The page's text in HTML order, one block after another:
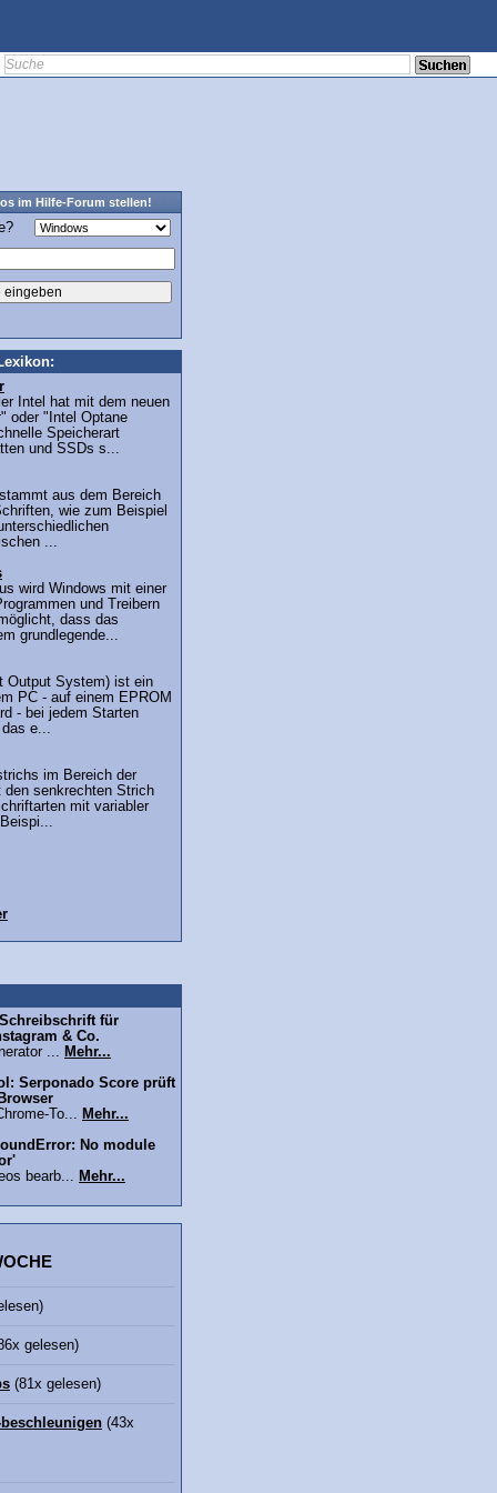
im Hilfe-Forum stellen!
Intel hat mit dem neuen
oder "Intel Optane
Speicherart
und SSDs s...
aus dem Bereich
wie zum Beispiel
...
wird Windows mit einer
und Treibern
dass das
grundlegende...
Output System) ist ein
PC - auf einem EPROM
- bei jedem Starten
e...
im Bereich der
den senkrechten Strich
mit variabler
für
& Co.
... Mehr...
Serponado Score prüft
To... Mehr...
No module
bearb... Mehr...
gelesen)
(81x gelesen)
(43x